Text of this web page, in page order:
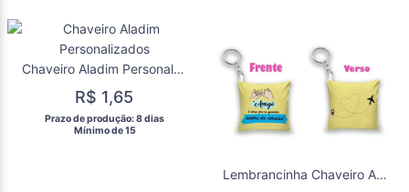
Chaveiro Aladim Personalizados
R$ 1,65
Prazo de produção: 8 dias
  Mínimo de 15
Lembrancinha Chaveiro Almofada Amizade